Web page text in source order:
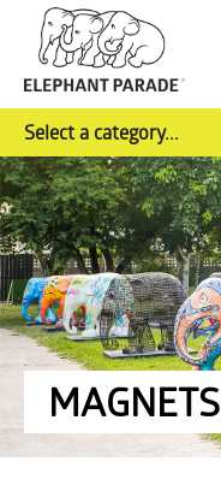
Select a category...
MAGNETS